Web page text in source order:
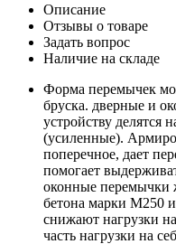
Описание
Отзывы о товаре
Задать вопрос
Наличие на складе
Форма перемычек
бруска. дверные и
устройству делятся
(усиленные).
поперечное, дает
помогает
оконные перемычки
бетона марки М250
снижают нагрузки
часть нагрузки на